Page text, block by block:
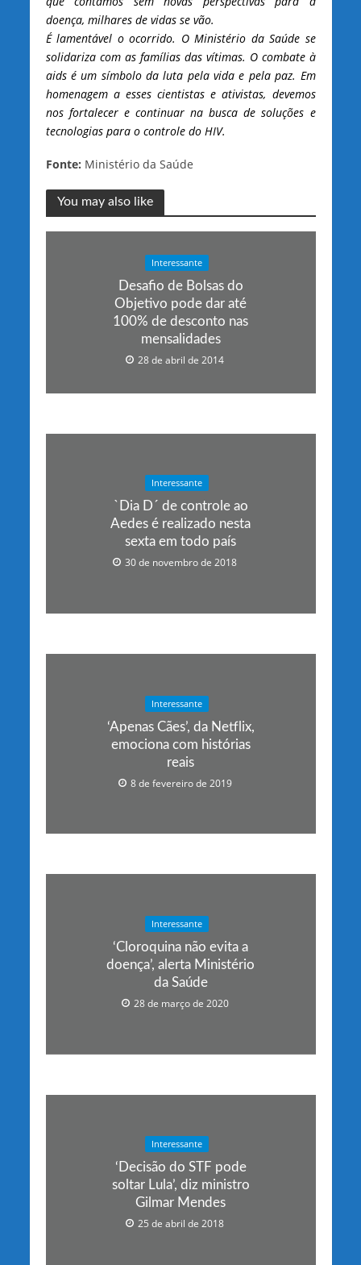
doença, milhares de vidas se vão.
É lamentável o ocorrido. O Ministério da Saúde se
solidariza com as famílias das vítimas. O combate à
aids é um símbolo da luta pela vida e pela paz. Em
homenagem a esses cientistas e ativistas, devemos
nos fortalecer e continuar na busca de soluções e
tecnologias para o controle do HIV.
Fonte: Ministério da Saúde
You may also like
Interessante
Desafio de Bolsas do
Objetivo pode dar até
100% de desconto nas
mensalidades
28 de abril de 2014
Interessante
`Dia D´ de controle ao
Aedes é realizado nesta
sexta em todo país
30 de novembro de 2018
Interessante
‘Apenas Cães’, da Netflix,
emociona com histórias
reais
8 de fevereiro de 2019
Interessante
‘Cloroquina não evita a
doença’, alerta Ministério
da Saúde
28 de março de 2020
Interessante
‘Decisão do STF pode
soltar Lula’, diz ministro
Gilmar Mendes
25 de abril de 2018